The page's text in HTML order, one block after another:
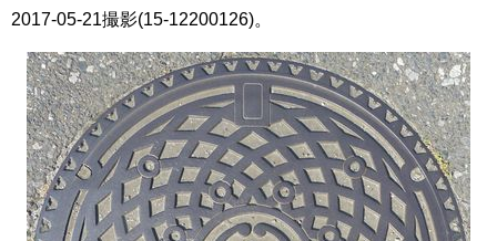
2017-05-21撮影(15-12200126)。